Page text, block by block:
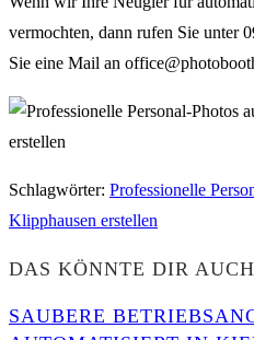
vermochten, dann rufen Sie unter
Sie eine Mail an
Schlagwörter: Professionelle
Klipphausen erstellen
DAS KÖNNTE DIR
SAUBERE